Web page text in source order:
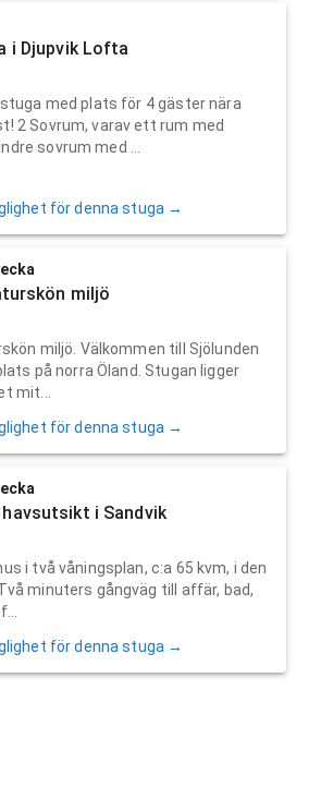
i Djupvik Lofta
med plats för 4 gäster nära
2 Sovrum, varav ett rum med
sovrum med ...
för denna stuga →
miljö
miljö. Välkommen till Sjölunden
på norra Öland. Stugan ligger
mit...
för denna stuga →
havsutsikt i Sandvik
i två våningsplan, c:a 65 kvm, i den
minuters gångväg till affär, bad,
för denna stuga →